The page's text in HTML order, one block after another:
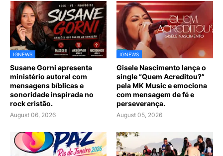
IGNEWS
Susane Gorni apresenta
ministério autoral com
mensagens bíblicas e
sonoridade inspirada no
rock cristão.
August 06, 2026
IGNEWS
Gisele Nascimento lança o
single “Quem Acreditou?”
pela MK Music e emociona
com mensagem de fé e
perseverança.
August 05, 2026